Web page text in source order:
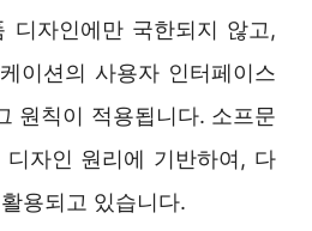
디자인에만 국한되지 않고,
이션의 사용자 인터페이스
원칙이 적용됩니다. 소프문
자인 원리에 기반하여, 다
용되고 있습니다.